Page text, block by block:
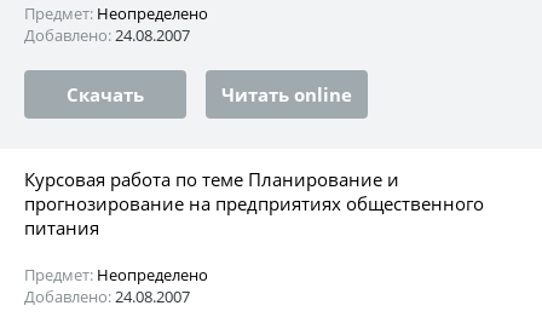
Предмет: Неопределено
Добавлено:24.08.2007
Скачать Читать online
Курсовая работа по теме Планирование и
прогнозирование на предприятиях общественного
питания
Предмет: Неопределено
Добавлено:24.08.2007